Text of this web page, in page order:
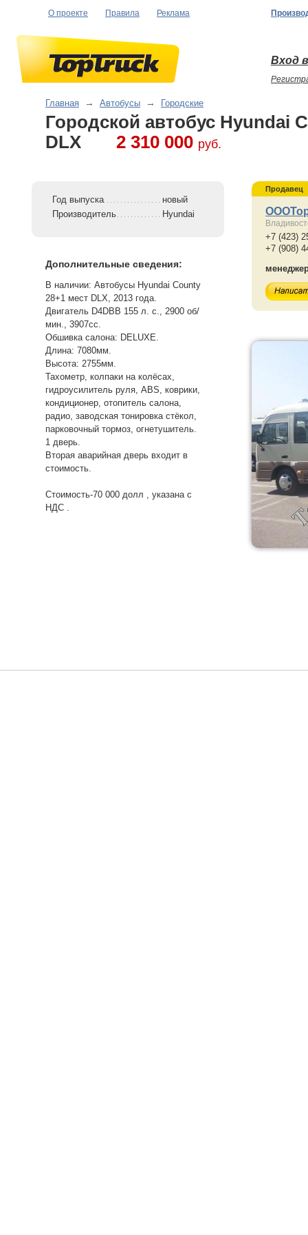
О проекте Правила Реклама
Вход
Главная → Автобусы → Городские
Городской автобус Hyundai
DLX
2 310 000 руб.
Год выпуска
новый
Производитель
Hyundai
Дополнительные сведения:
В наличии: Автобусы Hyundai County
28+1 мест DLX, 2013 года.
Двигатель D4DBB 155 л. с., 2900 об/
мин., 3907сс.
Обшивка салона: DELUXE.
Длина: 7080мм.
Высота: 2755мм.
Тахометр, колпаки на колёсах,
гидроусилитель руля, ABS, коврики,
кондиционер, отопитель салона,
радио, заводская тонировка стёкол,
парковочный тормоз, огнетушитель.
1 дверь.
Вторая аварийная дверь входит в
стоимость.
Стоимость-70 000 долл , указана с
НДС .
Продавец
+7 (423)
+7 (908)